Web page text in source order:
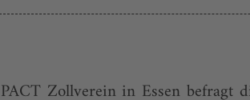
Zollverein in Essen befragt